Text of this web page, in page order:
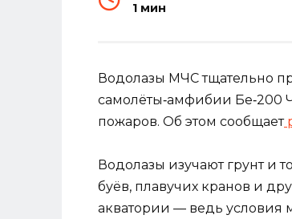
1 мин
Водолазы МЧС тщательно
самолёты‑амфибии Бе‑200
пожаров. Об этом сообщает
Водолазы изучают грунт и
буёв, плавучих кранов и
акватории — ведь условия